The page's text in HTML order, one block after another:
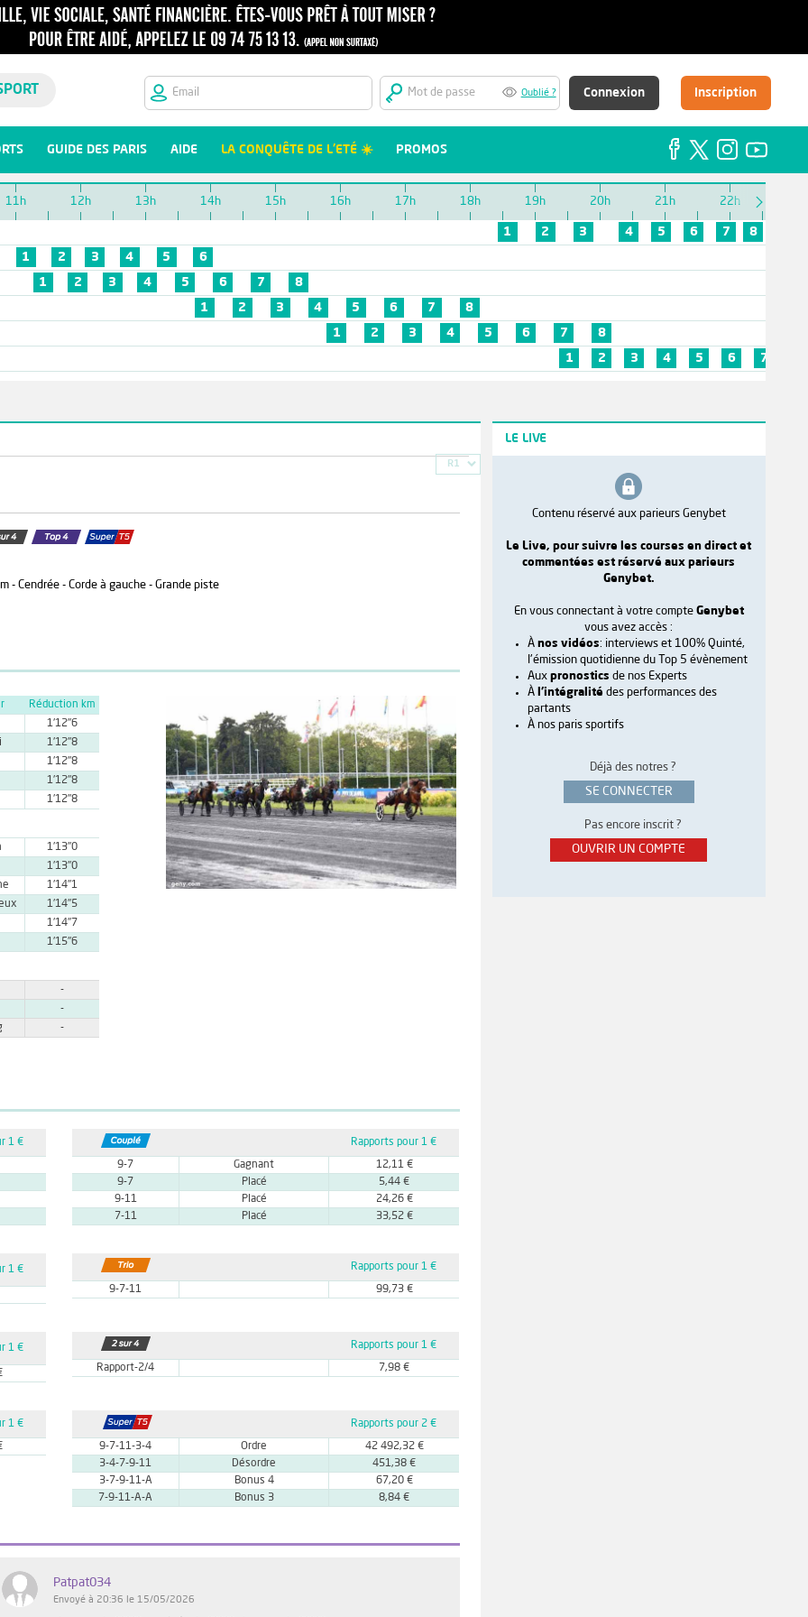
Oublié ? Connexion Inscription
GUIDE DES PARIS AIDE LA CONQUÊTE DE L'ETÉ ☀️ PROMOS
11h 12h 13h 14h 15h 16h 17h 18h 19h 20h 21h 22h
1 2 3 4 5 6 7
8
1
2 3 4 5
6
1
2 3 4 5 6 7
8
1
2 3 4 5 6 7
8
1
2 3 4 5 6 7
8
1
2 3 4 5 6 7
R1
Cendrée - Corde à gauche - Grande piste
Réduction km
1'12''6
1'12''8
1'12''8
1'12''8
1'12''8
1'13''0
1'13''0
1'14''1
1'14''5
1'14''7
1'15''6
-
-
-
1 € Rapports pour 1 €
9-7 Gagnant
12,11 €
9-7
Placé
5,44 €
9-11
Placé
24,26 €
7-11
Placé 33,52 €
1 € Rapports pour 1 €
9-7-11 99,73 €
1 € Rapports pour 1 €
Rapport-2/4 7,98 €
1 € Rapports pour 2 €
9-7-11-3-4 Ordre
42 492,32 €
3-4-7-9-11
Désordre
451,38 €
3-7-9-11-A
Bonus 4
67,20 €
7-9-11-A-A
Bonus 3 8,84 €
Patpat034
Envoyé à 20:36 le 15/05/2026
LE LIVE
Contenu réservé aux parieurs Genybet
Le Live, pour suivre les courses en direct et
commentées est réservé aux parieurs
Genybet.
En vous connectant à votre compte Genybet
vous avez accès :
À nos vidéos: interviews et 100% Quinté,
l'émission quotidienne du Top 5 évènement
Aux pronostics de nos Experts
À l'intégralité des performances des
partants
À nos paris sportifs
Déjà des notres ?
SE CONNECTER
Pas encore inscrit ?
OUVRIR UN COMPTE